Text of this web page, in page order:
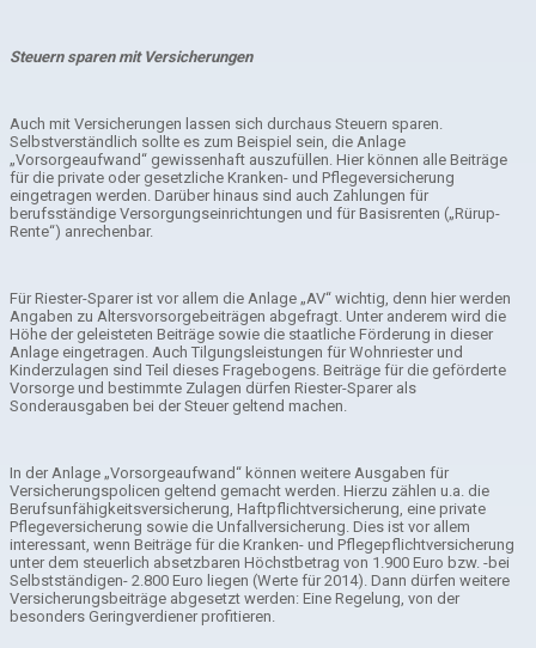
Steuern sparen mit Versicherungen
Auch mit Versicherungen lassen sich durchaus Steuern sparen.
Selbstverständlich sollte es zum Beispiel sein, die Anlage
„Vorsorgeaufwand“ gewissenhaft auszufüllen. Hier können alle Beiträge
für die private oder gesetzliche Kranken- und Pflegeversicherung
eingetragen werden. Darüber hinaus sind auch Zahlungen für
berufsständige Versorgungseinrichtungen und für Basisrenten („Rürup-
Rente“) anrechenbar.
Für Riester-Sparer ist vor allem die Anlage „AV“ wichtig, denn hier werden
Angaben zu Altersvorsorgebeiträgen abgefragt. Unter anderem wird die
Höhe der geleisteten Beiträge sowie die staatliche Förderung in dieser
Anlage eingetragen. Auch Tilgungsleistungen für Wohnriester und
Kinderzulagen sind Teil dieses Fragebogens. Beiträge für die geförderte
Vorsorge und bestimmte Zulagen dürfen Riester-Sparer als
Sonderausgaben bei der Steuer geltend machen.
In der Anlage „Vorsorgeaufwand“ können weitere Ausgaben für
Versicherungspolicen geltend gemacht werden. Hierzu zählen u.a. die
Berufsunfähigkeitsversicherung, Haftpflichtversicherung, eine private
Pflegeversicherung sowie die Unfallversicherung. Dies ist vor allem
interessant, wenn Beiträge für die Kranken- und Pflegepflichtversicherung
unter dem steuerlich absetzbaren Höchstbetrag von 1.900 Euro bzw. -bei
Selbstständigen- 2.800 Euro liegen (Werte für 2014). Dann dürfen weitere
Versicherungsbeiträge abgesetzt werden: Eine Regelung, von der
besonders Geringverdiener profitieren.